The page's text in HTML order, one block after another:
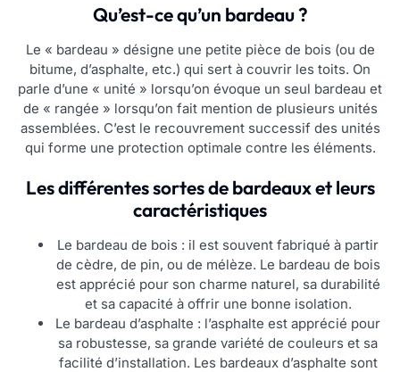
Qu’est-ce qu’un bardeau ?
Le « bardeau » désigne une petite pièce de bois (ou de
bitume, d’asphalte, etc.) qui sert à couvrir les toits. On
parle d’une « unité » lorsqu’on évoque un seul bardeau et
de « rangée » lorsqu’on fait mention de plusieurs unités
assemblées. C’est le recouvrement successif des unités
qui forme une protection optimale contre les éléments.
Les différentes sortes de bardeaux et leurs
caractéristiques
Le bardeau de bois : il est souvent fabriqué à partir
de cèdre, de pin, ou de mélèze. Le bardeau de bois
est apprécié pour son charme naturel, sa durabilité
et sa capacité à offrir une bonne isolation.
Le bardeau d’asphalte : l’asphalte est apprécié pour
sa robustesse, sa grande variété de couleurs et sa
facilité d’installation. Les bardeaux d’asphalte sont